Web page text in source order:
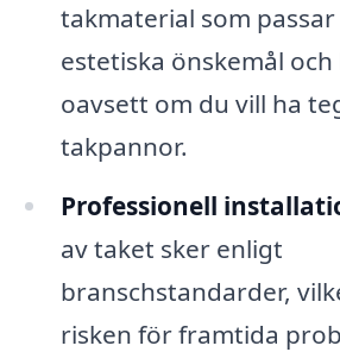
takmaterial som
estetiska önskemål
oavsett om du vill ha
takpannor.
Professionell
av taket sker enligt
branschstandarder,
risken för framtida